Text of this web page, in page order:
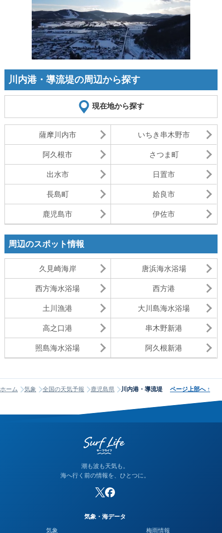
川内港・導流堤の周辺から探す
現在地から探す
薩摩川内市 いちき串木野市
阿久根市 さつま町
出水市 日置市
長島町 姶良市
鹿児島市 伊佐市
周辺のスポット情報
久見崎海岸 唐浜海水浴場
西方海水浴場 西方港
土川漁港 大川島海水浴場
高之口港 串木野新港
照島海水浴場 阿久根新港
ホーム 気象 全国の天気予報 鹿児島県 川内港・導流堤 ページ上部へ ↑
潮も波も天気も。
海へ行く前の情報を、ひとつに。
気象・海データ
気象
梅雨情報